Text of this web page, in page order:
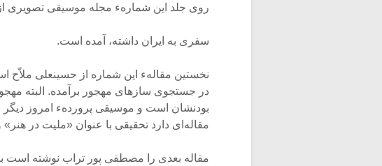
روی جلد این شمارهء مجله موسیقی تصویری
سفری به ایران داشته، آمده است.
نخستین مقالهء این شماره از حسینعلی
در جستجوی سازهای‌ مهجور برآمده. البته
بودنشان است و موسیقی پروردهء امروز دیگر
مقاله‌ای دارد تحقیقی با عنوان «ملیت در هنر»
مقاله بعدی را مصطفی پور تراب‌ نوشته